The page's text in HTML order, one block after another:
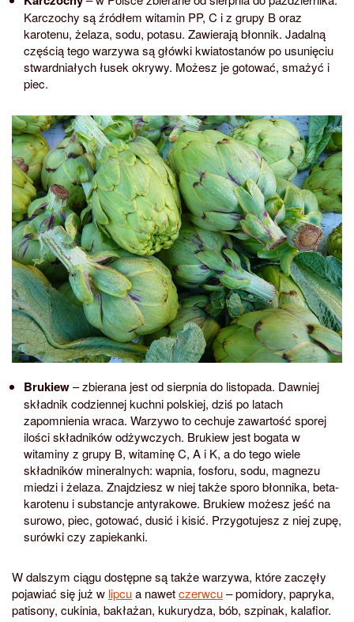
Karczochy są źródłem witamin PP, C i z grupy B oraz
karotenu, żelaza, sodu, potasu. Zawierają błonnik. Jadalną
częścią tego warzywa są główki kwiatostanów po usunięciu
stwardniałych łusek okrywy. Możesz je gotować, smażyć i
piec.
Brukiew– zbierana jest od sierpnia do listopada. Dawniej
składnik codziennej kuchni polskiej, dziś po latach
zapomnienia wraca. Warzywo to cechuje zawartość sporej
ilości składników odżywczych. Brukiew jest bogata w
witaminy z grupy B, witaminę C, A i K, a do tego wiele
składników mineralnych: wapnia, fosforu, sodu, magnezu
miedzi i żelaza. Znajdziesz w niej także sporo błonnika, beta-
karotenu i substancje antyrakowe. Brukiew możesz jeść na
surowo, piec, gotować, dusić i kisić. Przygotujesz z niej zupę,
surówki czy zapiekanki.
W dalszym ciągu dostępne są także warzywa, które zaczęły
pojawiać się już w lipcua nawetczerwcu– pomidory, papryka,
patisony, cukinia, bakłażan, kukurydza, bób, szpinak, kalafior.